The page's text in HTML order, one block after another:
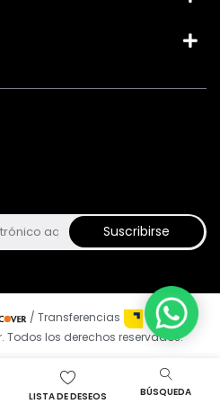
Suscribirse
Todos los derechos reservados.
/ Transferencias
LISTA DE DESEOS BÚSQUEDA